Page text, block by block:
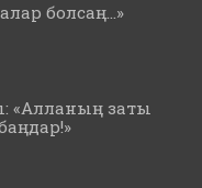
болсаң...»
«Алланың заты